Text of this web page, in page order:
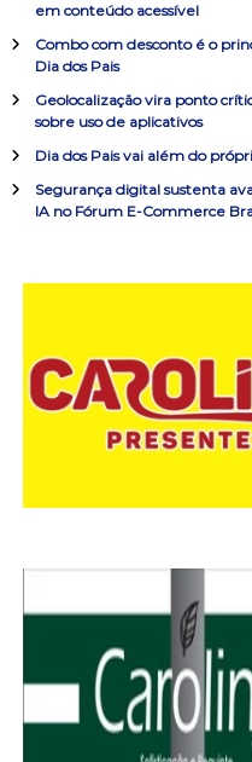
d
P
r
o
:
em conteúdo acessível
Combo com desconto é o
Dia dos Pais
Geolocalização vira ponto
sobre uso de aplicativos
Dia dos Pais vai além do
Segurança digital sustenta
IA no Fórum E-Commerce